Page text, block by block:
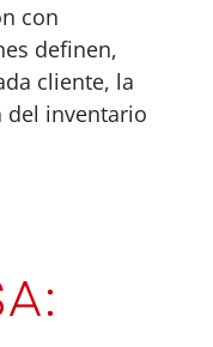
con
definen,
cliente, la
del inventario